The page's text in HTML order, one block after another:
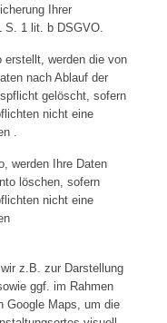
Ihrer
S. 1 lit. b DSGVO.
erstellt, werden die von
nach Ablauf der
gelöscht, sofern
nicht eine
.
werden Ihre Daten
löschen, sofern
nicht eine
z.B. zur Darstellung
ggf. im Rahmen
Google Maps, um die